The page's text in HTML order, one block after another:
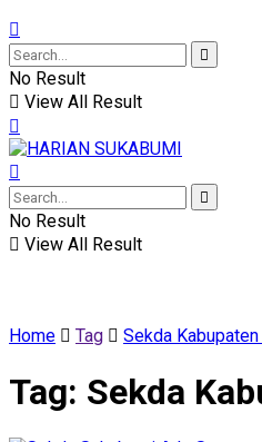
No Result
View All Result
No Result
View All Result
Home Tag Sekda
Tag: Sekda